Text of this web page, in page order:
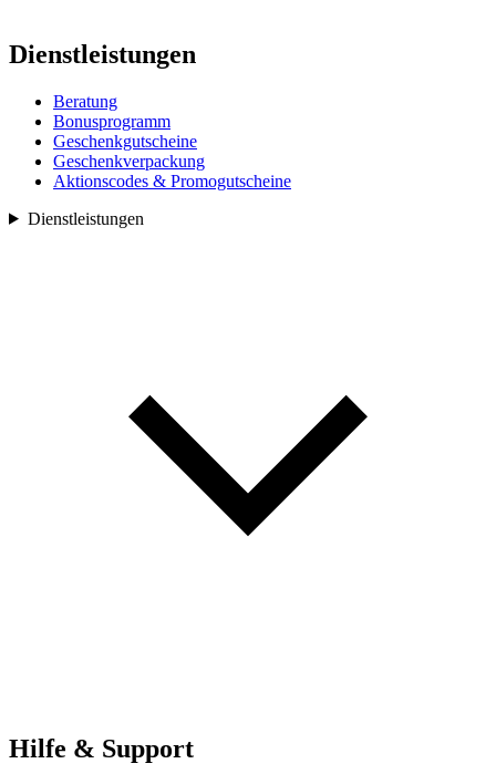
Dienstleistungen
Beratung
Bonusprogramm
Geschenkgutscheine
Geschenkverpackung
Aktionscodes & Promogutscheine
Dienstleistungen
Hilfe & Support